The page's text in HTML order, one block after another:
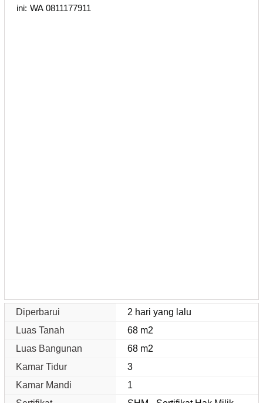
ini: WA 0811177911
Diperbarui
2 hari yang lalu
Luas Tanah
68 m2
Luas Bangunan
68 m2
Kamar Tidur
3
Kamar Mandi
1